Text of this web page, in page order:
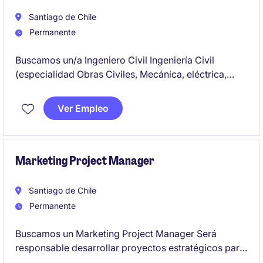
Santiago de Chile
Permanente
Buscamos un/a Ingeniero Civil Ingeniería Civil
(especialidad Obras Civiles, Mecánica, eléctrica,
proveedora de Minería para enfrentar el desafío de
ser Gerente de Ingeniería de importante proyecto.
Ver Empleo
Marketing Project Manager
Santiago de Chile
Permanente
Buscamos un Marketing Project Manager Será
responsable desarrollar proyectos estratégicos para